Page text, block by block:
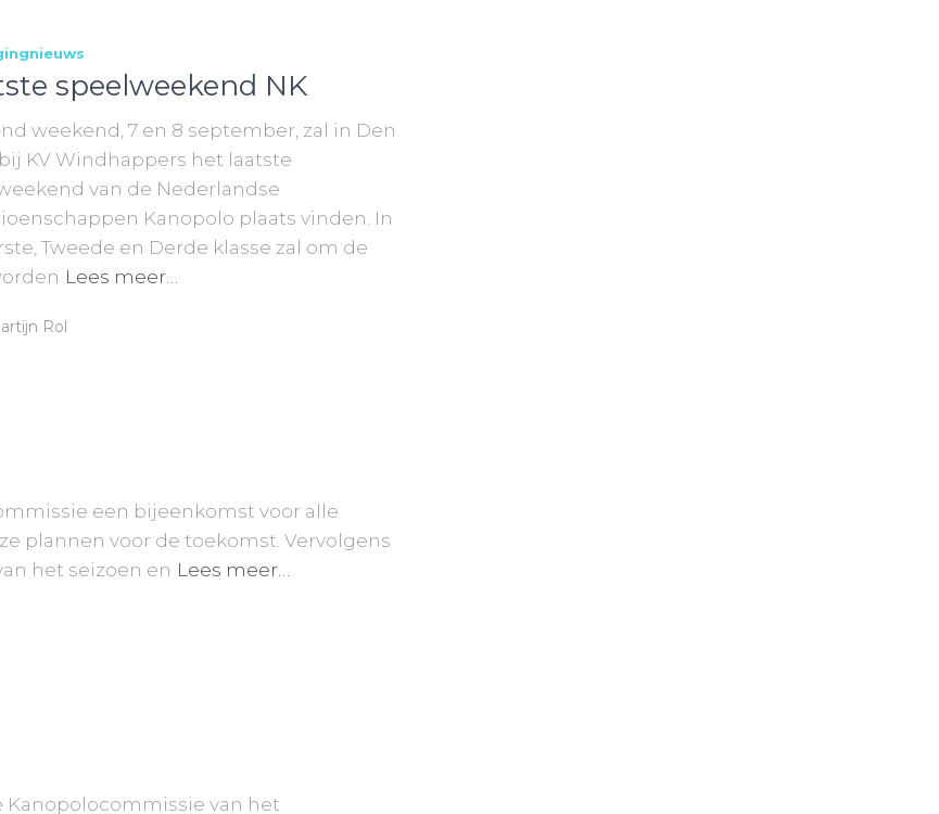
speelweekend NK
weekend, 7 en 8 september, zal in Den
KV Windhappers het laatste
van de Nederlandse
Kanopolo plaats vinden. In
Tweede en Derde klasse zal om de
Lees meer…
Rol
een bijeenkomst voor alle
plannen voor de toekomst. Vervolgens
het seizoen en Lees meer…
Kanopolocommissie van het